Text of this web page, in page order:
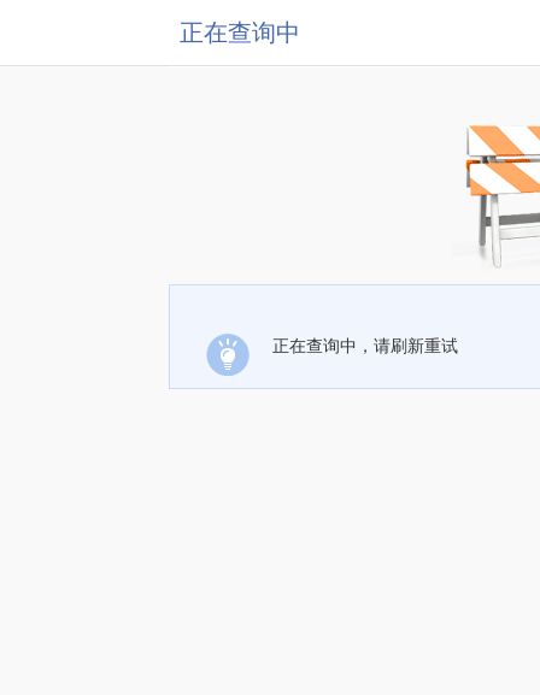
正在查询中
正在查询中，请刷新重试